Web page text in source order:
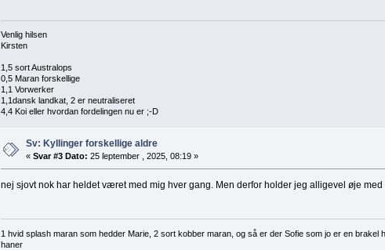
Venlig hilsen
Kirsten
1,5 sort Australops
0,5 Maran forskellige
1,1 Vorwerker
1,1dansk landkat, 2 er neutraliseret
4,4 Koi eller hvordan fordelingen nu er ;-D
Sv: Kyllinger forskellige aldre
« Svar #3 Dato: 25 ſeptember , 2025, 08:19 »
nej sjovt nok har heldet været med mig hver gang. Men derfor holder jeg alligevel øje med
1 hvid splash maran som hedder Marie, 2 sort kobber maran, og så er der Sofie som jo er en brakel
haner